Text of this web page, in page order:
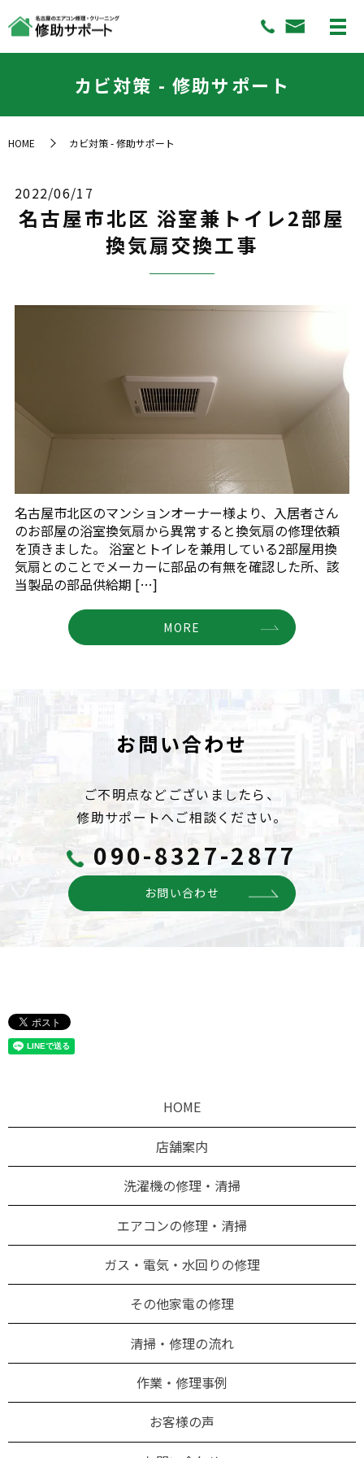
カビ対策 - 修助サポート
HOME カビ対策 - 修助サポート
2022/06/17
名古屋市北区 浴室兼トイレ2部屋
換気扇交換工事
名古屋市北区のマンションオーナー様より、入居者さん
のお部屋の浴室換気扇から異常すると換気扇の修理依頼
を頂きました。 浴室とトイレを兼用している2部屋用換
気扇とのことでメーカーに部品の有無を確認した所、該
当製品の部品供給期 […]
MORE
お問い合わせ
ご不明点などございましたら、
修助サポートへご相談ください。
090-8327-2877
お問い合わせ
HOME
店舗案内
洗濯機の修理・清掃
エアコンの修理・清掃
ガス・電気・水回りの修理
その他家電の修理
清掃・修理の流れ
作業・修理事例
お客様の声